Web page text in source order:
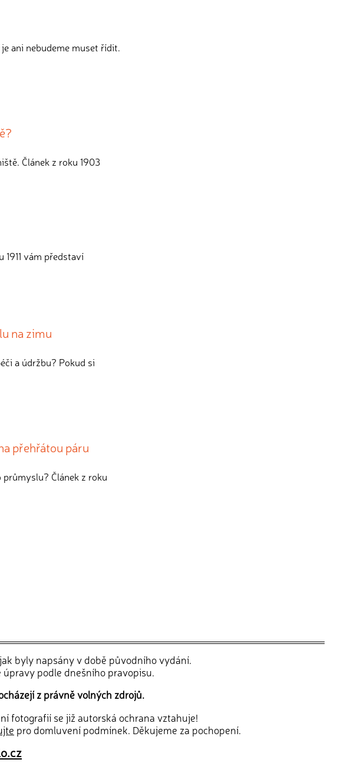
ani nebudeme muset řídit.
Článek z roku 1903
vám představí
na zimu
a údržbu? Pokud si
přehřátou páru
Článek z roku
byly napsány v době původního vydání.
podle dnešního pravopisu.
z právně volných zdrojů.
fotografií se již autorská ochrana vztahuje!
pro domluvení podmínek. Děkujeme za pochopení.